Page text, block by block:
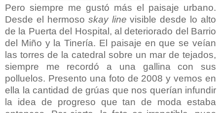
Pero siempre me gustó más el paisaje urbano.
Desde el hermoso skay line visible desde lo alto
de la Puerta del Hospital, al deteriorado del Barrio
del Miño y la Tinería. El paisaje en que se veían
las torres de la catedral sobre un mar de tejados,
siempre me recordó a una gallina con sus
polluelos. Presento una foto de 2008 y vemos en
ella la cantidad de grúas que nos querían infundir
la idea de progreso que tan de moda estaba